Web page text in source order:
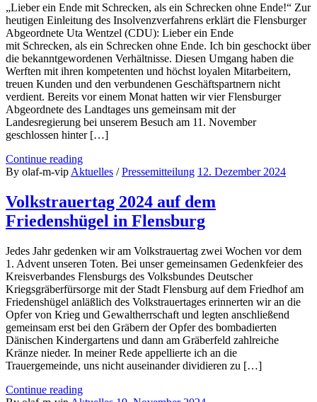
„Lieber ein Ende mit Schrecken, als ein Schrecken ohne Ende!“ Zur
heutigen Einleitung des Insolvenzverfahrens erklärt die Flensburger
Abgeordnete Uta Wentzel (CDU): Lieber ein Ende
mit Schrecken, als ein Schrecken ohne Ende. Ich bin geschockt über
die bekanntgewordenen Verhältnisse. Diesen Umgang haben die
Werften mit ihren kompetenten und höchst loyalen Mitarbeitern,
treuen Kunden und den verbundenen Geschäftspartnern nicht
verdient. Bereits vor einem Monat hatten wir vier Flensburger
Abgeordnete des Landtages uns gemeinsam mit der
Landesregierung bei unserem Besuch am 11. November
geschlossen hinter […]
Continue reading
By olaf-m-vip Aktuelles /Pressemitteilung 12. Dezember 2024
Volkstrauertag 2024 auf dem
Friedenshügel in Flensburg
Jedes Jahr gedenken wir am Volkstrauertag zwei Wochen vor dem
1. Advent unseren Toten. Bei unser gemeinsamen Gedenkfeier des
Kreisverbandes Flensburgs des Volksbundes Deutscher
Kriegsgräberfürsorge mit der Stadt Flensburg auf dem Friedhof am
Friedenshügel anläßlich des Volkstrauertages erinnerten wir an die
Opfer von Krieg und Gewaltherrschaft und legten anschließend
gemeinsam erst bei den Gräbern der Opfer des bombadierten
Dänischen Kindergartens und dann am Gräberfeld zahlreiche
Kränze nieder. In meiner Rede appellierte ich an die
Trauergemeinde, uns nicht auseinander dividieren zu […]
Continue reading